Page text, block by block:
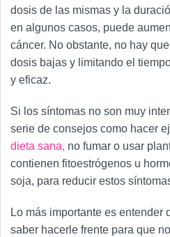
dosis de las mismas y la
en algunos casos, puede
cáncer. No obstante, no hay
dosis bajas y limitando el
y eficaz.
Si los síntomas no son muy
serie de consejos como hacer
dieta sana, no fumar o usar
contienen fitoestrógenos u
soja, para reducir estos
Lo más importante es entender
saber hacerle frente para que